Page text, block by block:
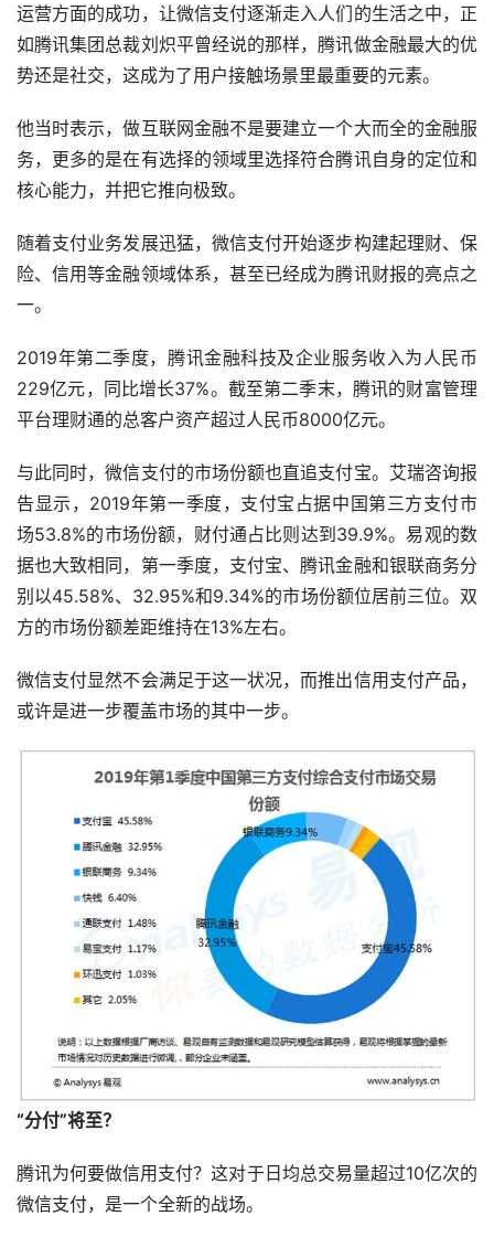
运营方面的成功，让微信支付逐渐走入人们的生活之中，正
如腾讯集团总裁刘炽平曾经说的那样，腾讯做金融最大的优
势还是社交，这成为了用户接触场景里最重要的元素。
他当时表示，做互联网金融不是要建立一个大而全的金融服
务，更多的是在有选择的领域里选择符合腾讯自身的定位和
核心能力，并把它推向极致。
随着支付业务发展迅猛，微信支付开始逐步构建起理财、保
险、信用等金融领域体系，甚至已经成为腾讯财报的亮点之
一。
2019年第二季度，腾讯金融科技及企业服务收入为人民币
229亿元，同比增长37%。截至第二季末，腾讯的财富管理
平台理财通的总客户资产超过人民币8000亿元。
与此同时，微信支付的市场份额也直追支付宝。艾瑞咨询报
告显示，2019年第一季度，支付宝占据中国第三方支付市
场53.8%的市场份额，财付通占比则达到39.9%。易观的数
据也大致相同，第一季度，支付宝、腾讯金融和银联商务分
别以45.58%、32.95%和9.34%的市场份额位居前三位。双
方的市场份额差距维持在13%左右。
微信支付显然不会满足于这一状况，而推出信用支付产品，
或许是进一步覆盖市场的其中一步。
“分付”将至？
腾讯为何要做信用支付？这对于日均总交易量超过10亿次的
微信支付，是一个全新的战场。